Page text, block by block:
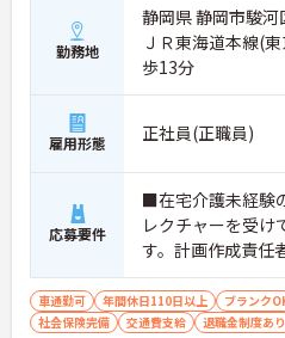
【毎朝のミーティングで情報共有
垣根を超えて協力し合える環境です
寧に共有することで、チーム全体
できる体制が構築されています。
・困った時もすぐに相談してフォロ
しの良い職場となっており、平均
う高い定着率につながっています。
【勤務時間内に受講できる資格取得
り、確実なキャリアアップが目指
・介護職から生活相談員やケアマ
へと進む多彩なキャリアパスが用
期的な目標を持って成長できます。
勤務地
静岡県 静岡市駿河
ＪＲ東海道本線(
歩13分
雇用形態 正社員(正職員)
応募要件
■在宅介護未経験
レクチャーを受け
す。計画作成責任
のレクチャーとす
あるためご安心く
車通勤可 年間休日110日以上 ブランク
社会保険完備
交通費支給 退職金制度あり